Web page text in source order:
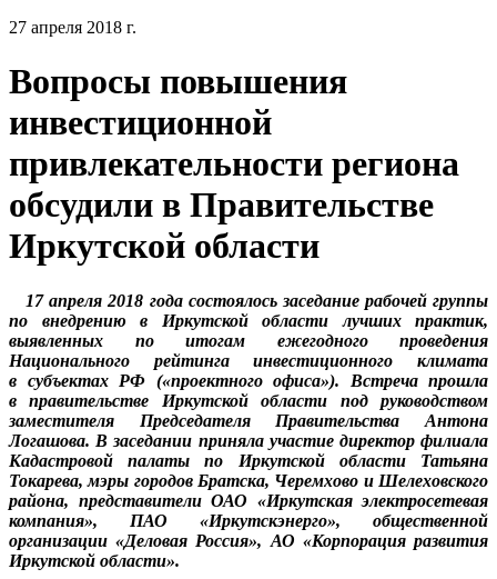
27 апреля 2018 г.
Вопросы повышения
инвестиционной
привлекательности региона
обсудили в Правительстве
Иркутской области
17 апреля 2018 года состоялось заседание рабочей группы
по внедрению в Иркутской области лучших практик,
выявленных по итогам ежегодного проведения
Национального рейтинга инвестиционного климата
в субъектах РФ («проектного офиса»). Встреча прошла
в правительстве Иркутской области под руководством
заместителя Председателя Правительства Антона
Логашова. В заседании приняла участие директор филиала
Кадастровой палаты по Иркутской области Татьяна
Токарева, мэры городов Братска, Черемхово и Шелеховского
района, представители ОАО «Иркутская электросетевая
компания», ПАО «Иркутскэнерго», общественной
организации «Деловая Россия», АО «Корпорация развития
Иркутской области».